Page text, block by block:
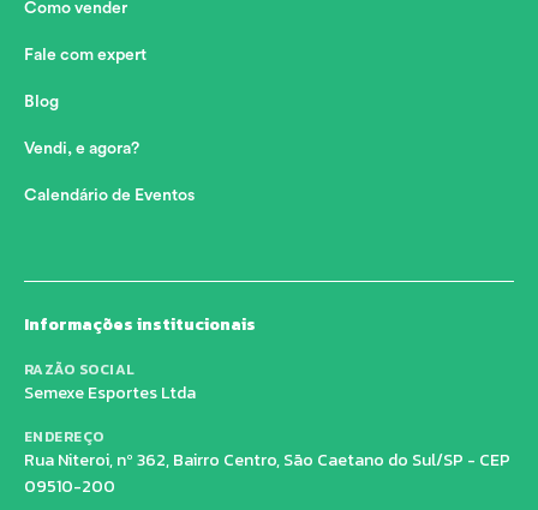
Como vender
Fale com expert
Blog
Vendi, e agora?
Calendário de Eventos
Informações institucionais
RAZÃO SOCIAL
Semexe Esportes Ltda
ENDEREÇO
Rua Niteroi, nº 362, Bairro Centro, São Caetano do Sul/SP - CEP
09510-200